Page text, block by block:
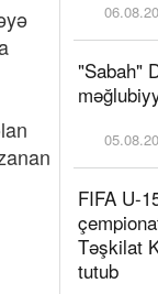
"Sabah"
FIFA U-
Təşkilat
tutub